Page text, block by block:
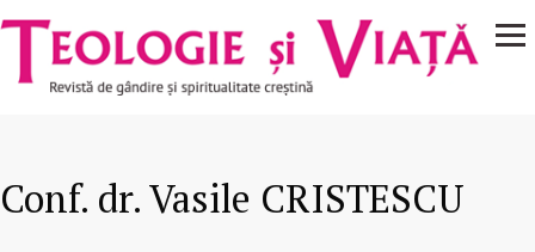
Mergi la conţinutul principal
Navigare
principală
Conf. dr. Vasile CRISTESCU